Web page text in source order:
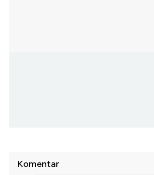
Komentar